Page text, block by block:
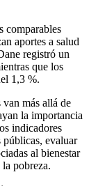
comparables
aportes a salud
registró un
que los
1,3 %.
más allá de
la importancia
indicadores
públicas, evaluar
al bienestar
pobreza.